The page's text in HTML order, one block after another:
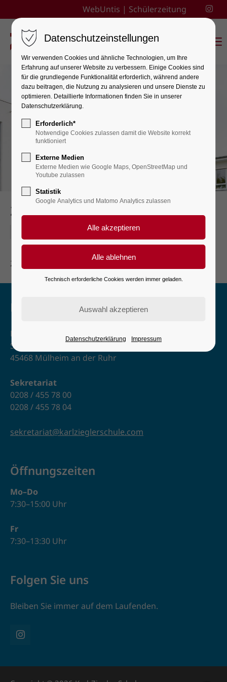
WebUntis | Schülerzeitung
2. Schulkonferenz
30-06-2027, 18:00–20:00
2. Schulkonferenz
Kontakt
Karl-Ziegler-Schule
Schulstr. 2–6
45468 Mülheim an der Ruhr
Sekretariat
0208 / 455 78 00
0208 / 455 78 04
sekretariat@karlzieglerschule.com
Öffnungszeiten
Mo–Do
7:30–15:00 Uhr
Fr
7:30–13:30 Uhr
Folgen Sie uns
Bleiben Sie immer auf dem Laufenden.
Datenschutzeinstellungen
Wir verwenden Cookies und ähnliche Technologien, um Ihre
Erfahrung auf unserer Website zu verbessern. Einige Cookies sind
für die grundlegende Funktionalität erforderlich, während andere
dazu beitragen, die Nutzung zu analysieren und unsere Dienste zu
optimieren. Detaillierte Informationen finden Sie in unserer
Datenschutzerklärung.
Erforderlich*
Notwendige Cookies zulassen damit die Website korrekt
funktioniert
Externe Medien
Externe Medien wie Google Maps, OpenStreetMap und
Youtube zulassen
Statistik
Google Analytics und Matomo Analytics zulassen
Technisch erforderliche Cookies werden immer geladen.
Datenschutzerklärung Impressum